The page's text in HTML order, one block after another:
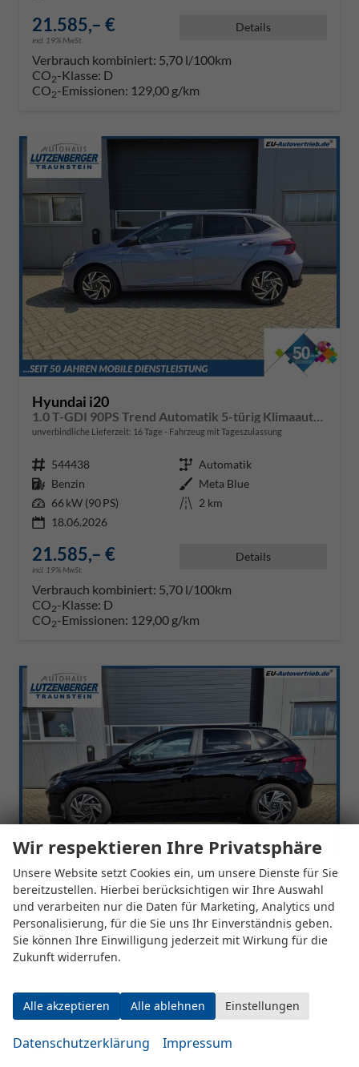
21.585,– €
incl. 19% MwSt.
Details
Verbrauch kombiniert: 5,70 l/100km
CO2-Klasse: D
CO2-Emissionen: 129,00 g/km
Hyundai i20
unverbindliche Lieferzeit: 16 Tage Fahrzeug mit Tageszulassung
Fahrzeugnr. 544438 Getriebe Automatik
Kraftstoff Benzin Außenfarbe Meta Blue
Leistung 66 kW (90 PS) Kilometerstand 2 km
18.06.2026
21.585,– €
incl. 19% MwSt.
Details
Verbrauch kombiniert: 5,70 l/100km
CO2-Klasse: D
CO2-Emissionen: 129,00 g/km
Hyundai i20
1.0 T-GDI 90PS Trend Automatik 5-türig Innenraumkamera 2xKeyless Klimaautomatik Sitzheizung Lenkradheizung Navi Rückf.Kamera PDC Apple CarPlay Android Auto Tempomat Touchscreen 16"LM
unverbindliche Lieferzeit:
Fahrzeugnr. 547425 Getriebe Automatik
Kraftstoff Benzin Außenfarbe Phantom Black
24.07.2026
Wir respektieren Ihre Privatsphäre
Unsere Website setzt Cookies ein, um unsere Dienste für Sie
bereitzustellen. Hierbei berücksichtigen wir Ihre Auswahl
und verarbeiten nur die Daten für Marketing, Analytics und
Personalisierung, für die Sie uns Ihr Einverständnis geben.
Sie können Ihre Einwilligung jederzeit mit Wirkung für die
Zukunft widerrufen.
Alle akzeptieren Alle ablehnen Einstellungen
Datenschutzerklärung Impressum